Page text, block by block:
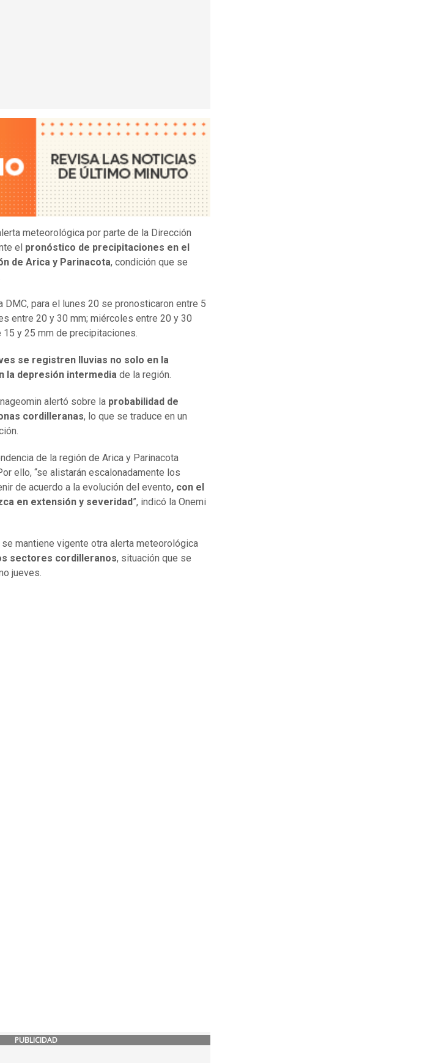
meteorológica por parte de la Dirección
el pronóstico de precipitaciones en el
de Arica y Parinacota, condición que se
para el lunes 20 se pronosticaron entre 5
entre 20 y 30 mm; miércoles entre 20 y 30
y 25 mm de precipitaciones.
se registren lluvias no solo en la
la depresión intermedia de la región.
alertó sobre la probabilidad de
cordilleranas, lo que se traduce en un
de la región de Arica y Parinacota
ello, “se alistarán escalonadamente los
de acuerdo a la evolución del evento, con el
en extensión y severidad”, indicó la Onemi
mantiene vigente otra alerta meteorológica
sectores cordilleranos, situación que se
jueves.
PUBLICIDAD